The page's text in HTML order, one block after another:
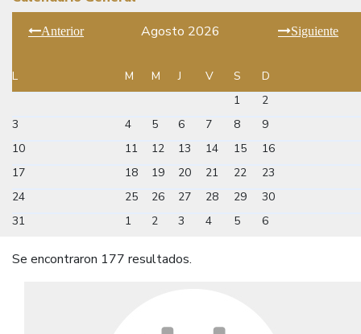
Anterior Agosto 2026 Siguiente
L M M J V S
D
1
2
3
4 5 6 7 8
9
10
11 12 13 14 15
16
17
18 19 20 21 22
23
24
25 26 27 28 29
30
31
1 2 3 4 5 6
Se encontraron 177 resultados.